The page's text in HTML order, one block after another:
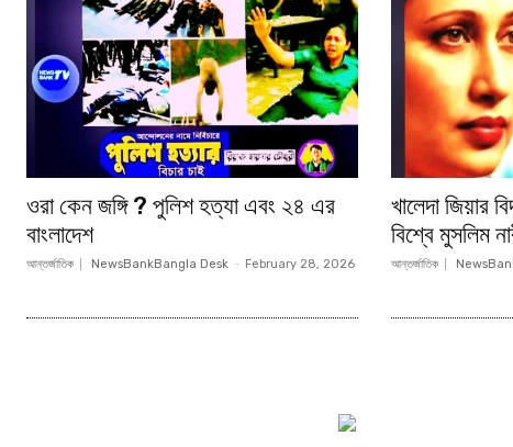
ওরা কেন জঙ্গি ? পুলিশ হত্যা এবং ২৪ এর
বাংলাদেশ
আন্তর্জাতিক NewsBankBangla Desk - February 28, 2026
খালেদা জিয়ার
বিশ্বে মুসলিম
আন্তর্জাতিক